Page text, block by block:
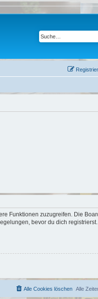
Funktionen zuzugreifen. Die
bevor du dich
Alle
Alle Cookies löschen